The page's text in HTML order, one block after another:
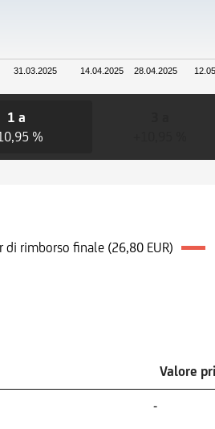
31.03.2025 28.04.2025
14.04.2025
1 a
%
di rimborso finale (26,80 EUR)
Valore
-